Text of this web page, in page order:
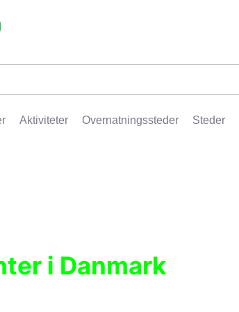
Aktiviteter Overnatningssteder Steder
i Danmark